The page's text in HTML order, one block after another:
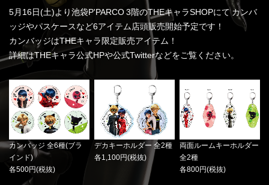
5月16日(土)より池袋P'PARCO 3階のTHEキャラSHOPにて カンバ
ッジやパスケースなど6アイテム店頭販売開始予定です！
カンバッジはTHEキャラ限定販売アイテム！
詳細はTHEキャラ公式HPや公式Twitterなどをご覧ください。
カンバッジ 全6種(ブラ
インド)
各500円(税抜)
デカキーホルダー 全2種
各1,100円(税抜)
両面ルームキーホルダー
全2種
各800円(税抜)